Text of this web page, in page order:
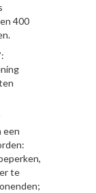
400
een
te